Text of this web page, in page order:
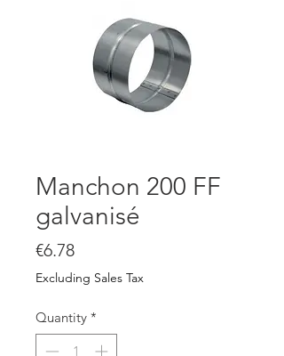
Manchon 200 FF
galvanisé
€6.78Price
Excluding Sales Tax
Quantity *